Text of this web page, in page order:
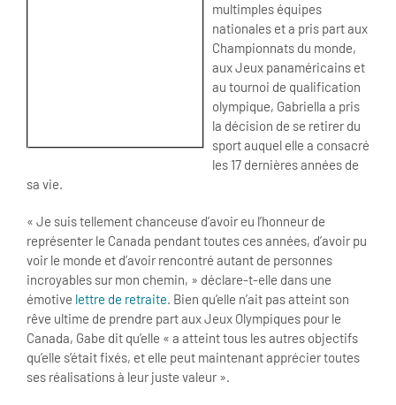
multimples équipes
nationales et a pris part aux
Championnats du monde,
aux Jeux panaméricains et
au tournoi de qualification
olympique, Gabriella a pris
la décision de se retirer du
sport auquel elle a consacré
les 17 dernières années de
sa vie.
« Je suis tellement chanceuse d’avoir eu l’honneur de
représenter le Canada pendant toutes ces années, d’avoir pu
voir le monde et d’avoir rencontré autant de personnes
incroyables sur mon chemin, » déclare-t-elle dans une
émotive lettre de retraite. Bien qu’elle n’ait pas atteint son
rêve ultime de prendre part aux Jeux Olympiques pour le
Canada, Gabe dit qu’elle « a atteint tous les autres objectifs
qu’elle s’était fixés, et elle peut maintenant apprécier toutes
ses réalisations à leur juste valeur ».